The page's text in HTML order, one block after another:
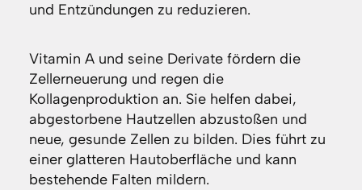
und Entzündungen zu reduzieren.
Vitamin A und seine Derivate fördern die
Zellerneuerung und regen die
Kollagenproduktion an. Sie helfen dabei,
abgestorbene Hautzellen abzustoßen und
neue, gesunde Zellen zu bilden. Dies führt zu
einer glatteren Hautoberfläche und kann
bestehende Falten mildern.